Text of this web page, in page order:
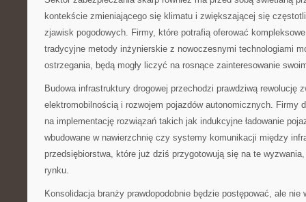
kontekście zmieniającego się klimatu i zwiększającej się
zjawisk pogodowych. Firmy, które potrafią oferować
tradycyjne metody inżynierskie z nowoczesnymi technologiami
ostrzegania, będą mogły liczyć na rosnące zainteresowanie
Budowa infrastruktury drogowej przechodzi prawdziwą rewolucję
elektromobilnością i rozwojem pojazdów autonomicznych. Firmy
na implementację rozwiązań takich jak indukcyjne ładowanie
wbudowane w nawierzchnię czy systemy komunikacji między
przedsiębiorstwa, które już dziś przygotowują się na te
rynku.
Konsolidacja branży prawdopodobnie będzie postępować, ale nie